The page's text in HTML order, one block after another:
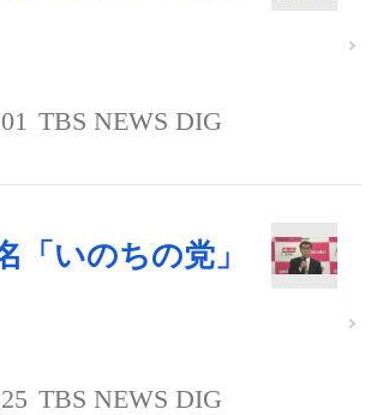
TBS NEWS DIG
「いのちの党」
TBS NEWS DIG